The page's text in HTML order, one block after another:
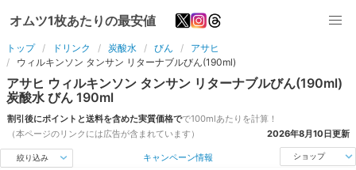
オムツ1枚あたりの最安値
トップ ドリンク 炭酸水 びん
アサヒ
ウィルキンソン タンサン リターナブルびん(190ml)
アサヒ ウィルキンソン タンサン リターナブルびん(190ml)
炭酸水 びん 190ml
割引後にポイントと送料を含めた実質価格でで100mlあたりを計算！
（本ページのリンクには広告が含まれています）
2026年8月10日更新
絞り込み キャンペーン情報 ショップ